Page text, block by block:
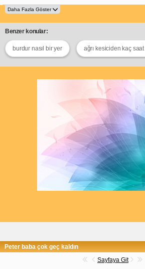
Benzer konular:
burdur nasıl bir yer ağrı kesiciden kaç
Peter baba çok geç kaldın
Sayfaya Git